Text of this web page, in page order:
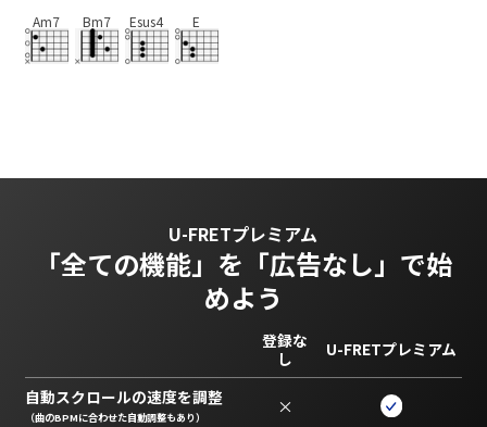
Am7 Bm7 Esus4 E
U-FRETプレミアム
「全ての機能」を 「広告なし」で始
めよう
登録な
し
U-FRETプレミアム
自動スクロールの速度を調整
（曲のBPMに合わせた自動調整もあり） ×